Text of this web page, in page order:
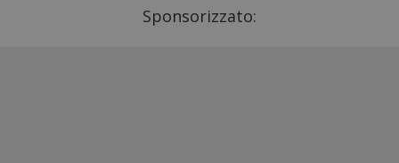
Sponsorizzato: